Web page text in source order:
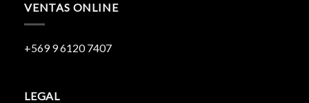
VENTAS ONLINE
+569 9 6120 7407
LEGAL